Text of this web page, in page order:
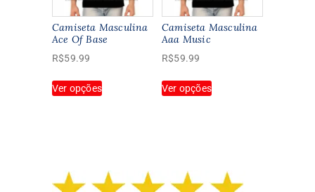
escolhidas
na
página
escolhidas
na
Camiseta Masculina
Ace Of Base
R$59.99
Ver opçõesproduto
opções
podem
Camiseta Masculina
Aaa Music
R$59.99
Ver opçõesproduto
opções
podem